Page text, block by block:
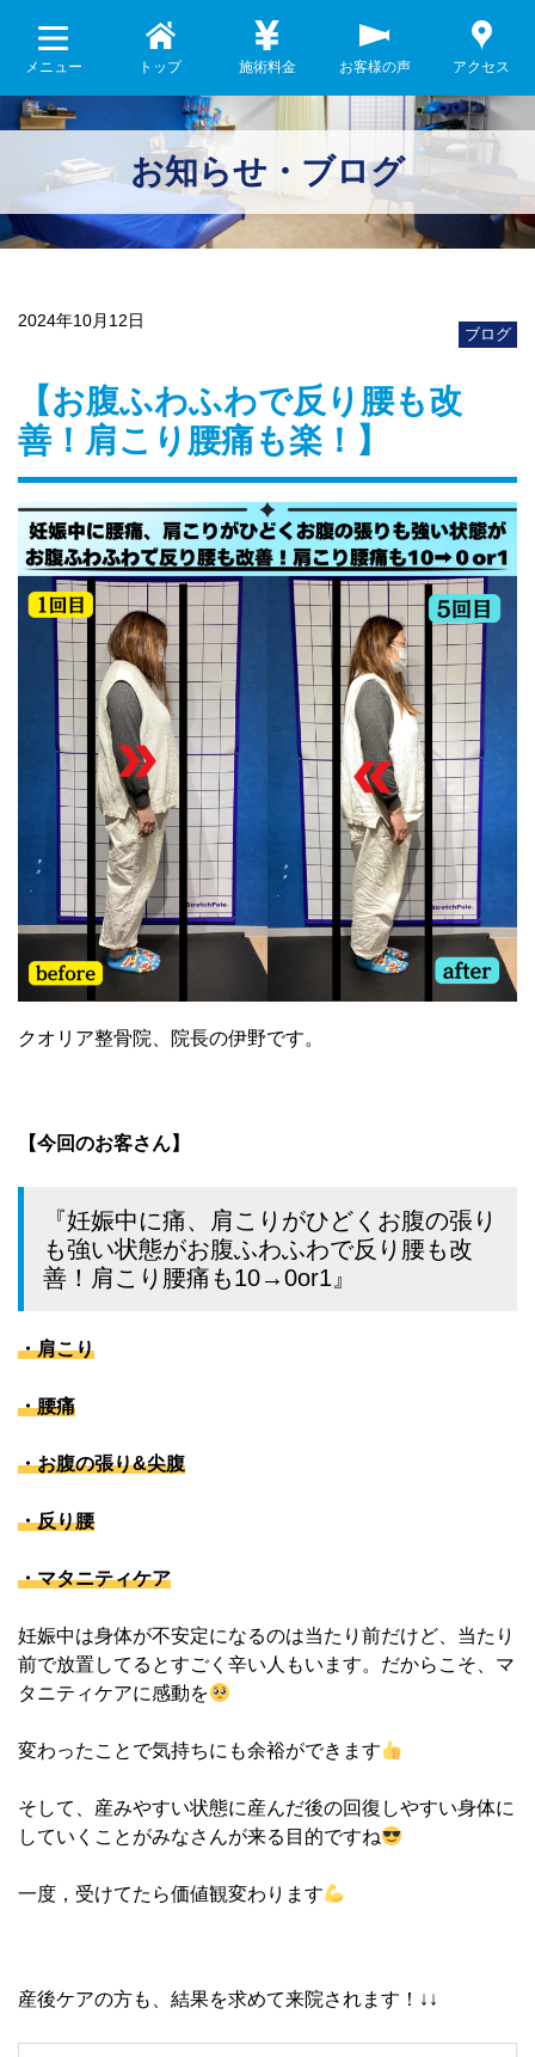
メニュー トップ 施術料金 お客様の声 アクセス
お知らせ・ブログ
2024年10月12日
ブログ
【お腹ふわふわで反り腰も改
善！肩こり腰痛も楽！】
クオリア整骨院、院長の伊野です。
【今回のお客さん】
『妊娠中に痛、肩こりがひどくお腹の張り
も強い状態がお腹ふわふわで反り腰も改
善！肩こり腰痛も10→0or1』
・肩こり
・腰痛
・お腹の張り&尖腹
・反り腰
・マタニティケア
妊娠中は身体が不安定になるのは当たり前だけど、当たり
前で放置してるとすごく辛い人もいます。だからこそ、マ
タニティケアに感動を
変わったことで気持ちにも余裕ができます
そして、産みやすい状態に産んだ後の回復しやすい身体に
していくことがみなさんが来る目的ですね
一度，受けてたら価値観変わります
産後ケアの方も、結果を求めて来院されます！↓↓